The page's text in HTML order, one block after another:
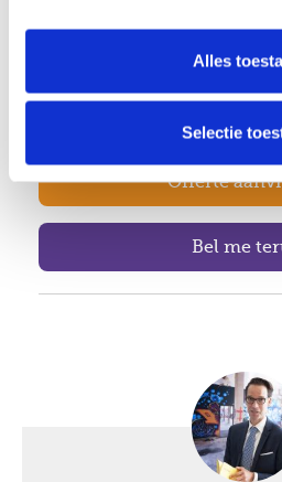
Alles
Selectie
(204)
Offerte
Bel me